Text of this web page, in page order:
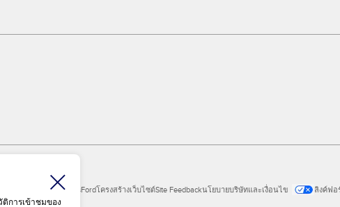
การเข้าชมของ
Commercial VehiclesFordโครงสร้างเว็บไซต์Site Feedbackนโยบายบริษัทและเงื่อนไข ลิงค์ฟอ